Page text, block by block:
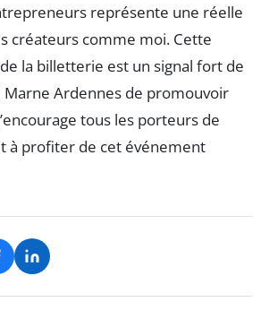
représente une réelle
créateurs comme moi. Cette
la billetterie est un signal fort de
Marne Ardennes de promouvoir
tous les porteurs de
à profiter de cet événement